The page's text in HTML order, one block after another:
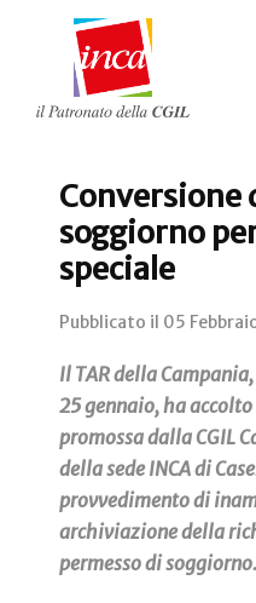
Conversione
soggiorno
speciale
Pubblicato il 05
Il TAR della
25 gennaio, ha
promossa dalla CGIL
della sede INCA di
provvedimento di
archiviazione della
permesso di soggiorno.